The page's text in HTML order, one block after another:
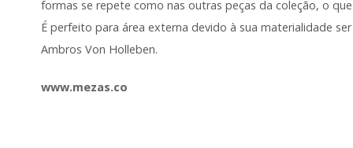
formas se repete como nas outras peças da coleção, o
É perfeito para área externa devido à sua materialidade
Ambros Von Holleben.
www.mezas.co